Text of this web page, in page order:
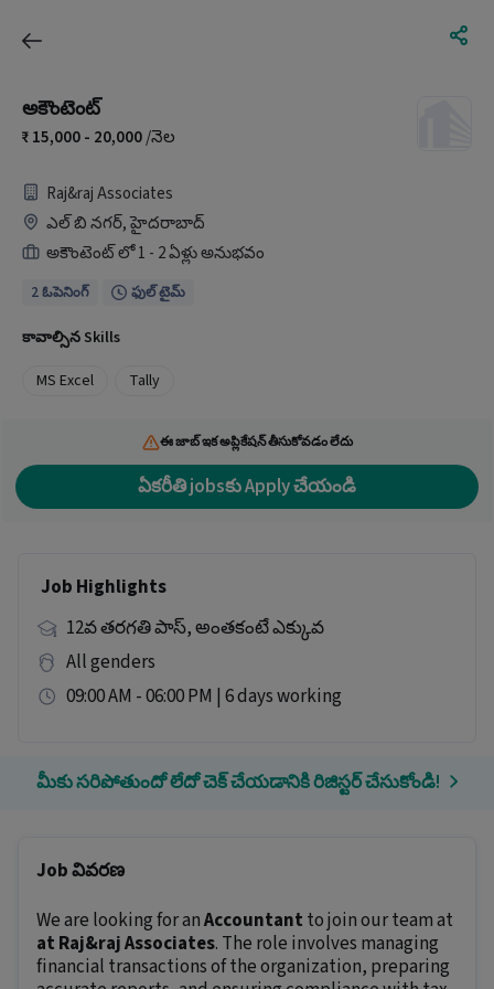
అకౌంటెంట్
15,000 - 20,000/నెల
Raj&raj Associates
ఎల్ బి నగర్, హైదరాబాద్
అకౌంటెంట్ లో 1 - 2 ఏళ్లు అనుభవం
2 ఓపెనింగ్ ఫుల్ టైమ్
కావాల్సిన Skills
MS Excel
Tally
ఈ జాబ్ ఇక అప్లికేషన్ తీసుకోవడం లేదు
ఏకరీతి jobsకు Apply చేయండి
Job Highlights
12వ తరగతి పాస్, అంతకంటే ఎక్కువ
All genders
09:00 AM - 06:00 PM | 6 days working
మీకు సరిపోతుందో లేదో చెక్ చేయడానికి రిజిస్టర్ చేసుకోండి!
Job వివరణ
We are looking for anAccountant to join our team at
at Raj&raj Associates. The role involves managing
financial transactions of the organization, preparing